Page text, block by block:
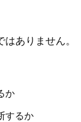
ありません。
か
するか